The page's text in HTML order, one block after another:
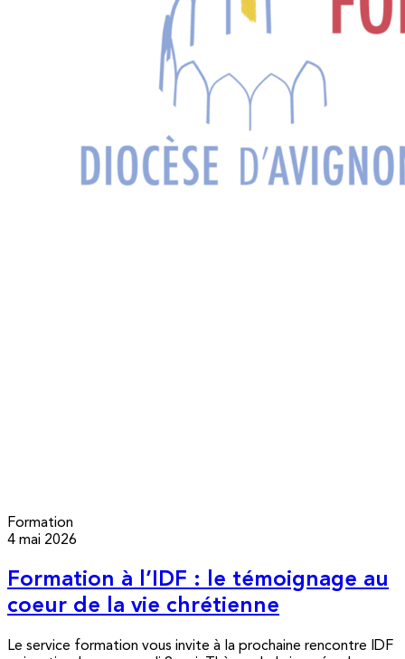
Formation
4 mai 2026
Formation à l’IDF : le témoignage au
coeur de la vie chrétienne
Le service formation vous invite à la prochaine rencontre IDF